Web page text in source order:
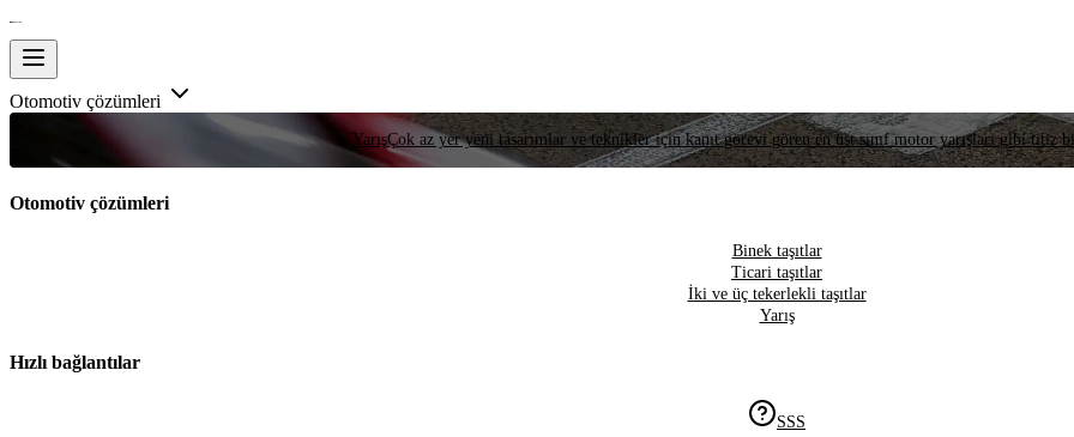
Otomotiv çözümleri
YarışÇok az yer yeni tasarımlar ve teknikler için kanıt görevi gören en üst sınıf motor yarışları gibi titiz
Otomotiv çözümleri
Binek taşıtlar
Ticari taşıtlar
İki ve üç tekerlekli taşıtlar
Yarış
Hızlı bağlantılar
SSS